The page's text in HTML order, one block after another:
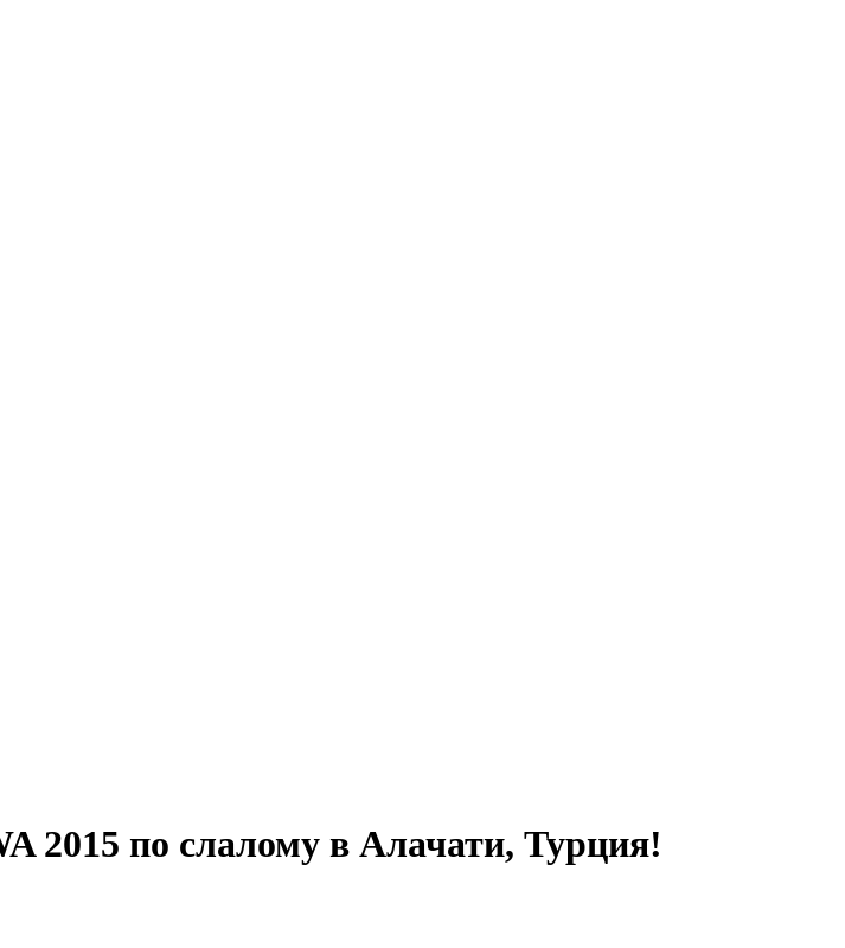
2015 по слалому в Алачати, Турция!